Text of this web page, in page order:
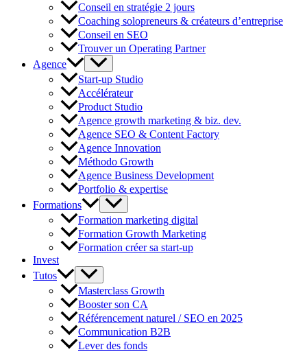
Conseil en stratégie 2 jours
Coaching solopreneurs & créateurs d’entreprise
Conseil en SEO
Trouver un Operating Partner
Agence
Start-up Studio
Accélérateur
Product Studio
Agence growth marketing & biz. dev.
Agence SEO & Content Factory
Agence Innovation
Méthodo Growth
Agence Business Development
Portfolio & expertise
Formations
Formation marketing digital
Formation Growth Marketing
Formation créer sa start-up
Invest
Tutos
Masterclass Growth
Booster son CA
Référencement naturel / SEO en 2025
Communication B2B
Lever des fonds